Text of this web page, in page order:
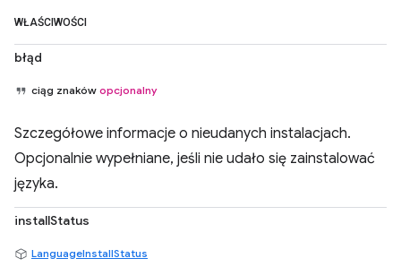
WŁAŚCIWOŚCI
błąd
ciąg znaków opcjonalny
Szczegółowe informacje o nieudanych instalacjach.
Opcjonalnie wypełniane, jeśli nie udało się zainstalować
języka.
installStatus
LanguageInstallStatus